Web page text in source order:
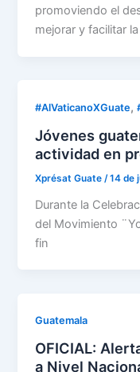
promoviendo el
mejorar y facilitar
#AlVaticanoXGuate,
Jóvenes
actividad en
Xprésat Guate /14 de
Durante la
del Movimiento
fin
Guatemala
OFICIAL:
a Nivel